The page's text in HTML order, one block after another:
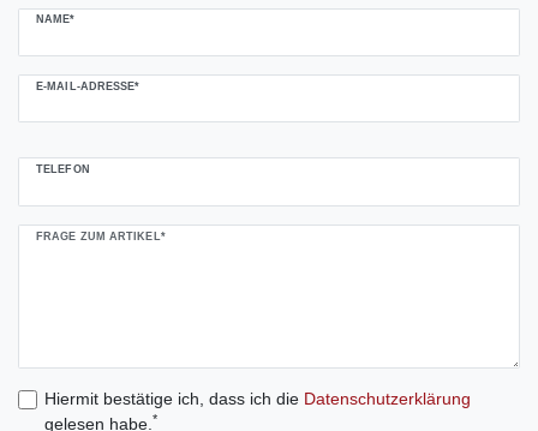
NAME*
E-MAIL-ADRESSE*
TELEFON
FRAGE ZUM ARTIKEL*
Hiermit bestätige ich, dass ich die Daten­schutz­erklärung
gelesen habe. *